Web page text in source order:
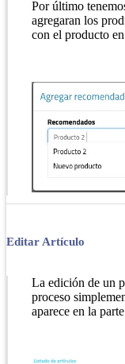
Por último
agregaran los
con el producto
Editar Artículo
La edición de un
proceso
aparece en la